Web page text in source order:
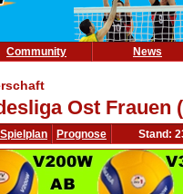
Community News
Ost Frauen
Spielplan Prognose Stand: